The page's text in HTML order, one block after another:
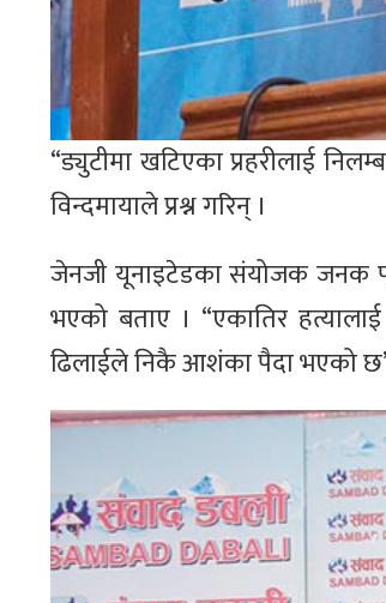
“ड्युटीमा खटिएका प्रहरीलाई
विन्दमायाले प्रश्न गरिन् ।
जेनजी यूनाइटेडका संयोजक जनक
भएको बताए । “एकातिर
ढिलाईले निकै आशंका पैदा भएको